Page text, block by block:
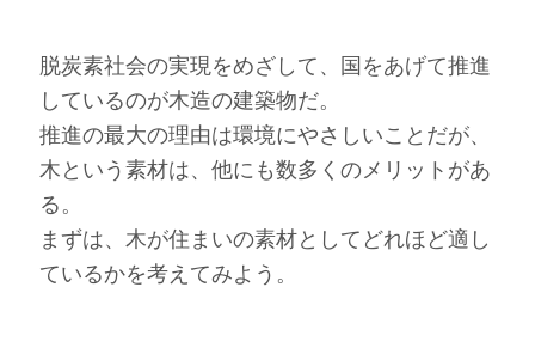
脱炭素社会の実現をめざして、国をあげて推進
しているのが木造の建築物だ。
推進の最大の理由は環境にやさしいことだが、
木という素材は、他にも数多くのメリットがあ
る。
まずは、木が住まいの素材としてどれほど適し
ているかを考えてみよう。